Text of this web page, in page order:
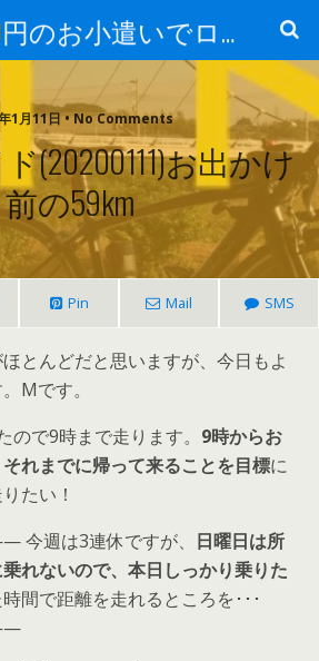
月30,000円のお小遣いでロードバイク
1月11日 • No Comments
(20200111)お出かけ
前の59km
Pin Mail SMS
とんどだと思いますが、今日もよ
Mです。
で9時まで走ります。 9時からお
れまでに帰って来ることを目標に
たい！
は3連休ですが、 日曜日は所
れないので、本日しっかり乗りた
間で距離を走れるところを･･･